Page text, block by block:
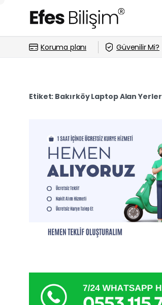
Koruma planı Güvenilir Mi?
Etiket: Bakırköy Laptop Alan Yerler